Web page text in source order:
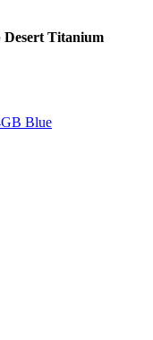
Titanium